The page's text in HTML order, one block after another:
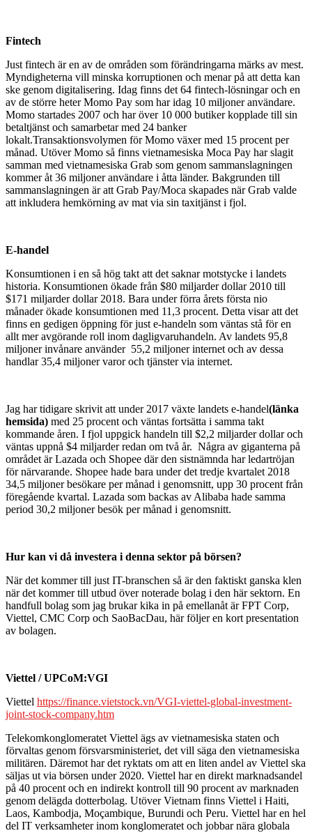
Fintech
Just fintech är en av de områden som förändringarna märks av mest.
Myndigheterna vill minska korruptionen och menar på att detta kan
ske genom digitalisering. Idag finns det 64 fintech-lösningar och en
av de större heter Momo Pay som har idag 10 miljoner användare.
Momo startades 2007 och har över 10 000 butiker kopplade till sin
betaltjänst och samarbetar med 24 banker
lokalt.Transaktionsvolymen för Momo växer med 15 procent per
månad. Utöver Momo så finns vietnamesiska Moca Pay har slagit
samman med vietnamesiska Grab som genom sammanslagningen
kommer åt 36 miljoner användare i åtta länder. Bakgrunden till
sammanslagningen är att Grab Pay/Moca skapades när Grab valde
att inkludera hemkörning av mat via sin taxitjänst i fjol.
E-handel
Konsumtionen i en så hög takt att det saknar motstycke i landets
historia. Konsumtionen ökade från $80 miljarder dollar 2010 till
$171 miljarder dollar 2018. Bara under förra årets första nio
månader ökade konsumtionen med 11,3 procent. Detta visar att det
finns en gedigen öppning för just e-handeln som väntas stå för en
allt mer avgörande roll inom dagligvaruhandeln. Av landets 95,8
miljoner invånare använder 55,2 miljoner internet och av dessa
handlar 35,4 miljoner varor och tjänster via internet.
Jag har tidigare skrivit att under 2017 växte landets e-handel(länka
hemsida) med 25 procent och väntas fortsätta i samma takt
kommande åren. I fjol uppgick handeln till $2,2 miljarder dollar och
väntas uppnå $4 miljarder redan om två år. Några av giganterna på
området är Lazada och Shopee där den sistnämnda har ledartröjan
för närvarande. Shopee hade bara under det tredje kvartalet 2018
34,5 miljoner besökare per månad i genomsnitt, upp 30 procent från
föregående kvartal. Lazada som backas av Alibaba hade samma
period 30,2 miljoner besök per månad i genomsnitt.
Hur kan vi då investera i denna sektor på börsen?
När det kommer till just IT-branschen så är den faktiskt ganska klen
när det kommer till utbud över noterade bolag i den här sektorn. En
handfull bolag som jag brukar kika in på emellanåt är FPT Corp,
Viettel, CMC Corp och SaoBacDau, här följer en kort presentation
av bolagen.
Viettel / UPCoM:VGI
Viettel https://finance.vietstock.vn/VGI-viettel-global-investment-
joint-stock-company.htm
Telekomkonglomeratet Viettel ägs av vietnamesiska staten och
förvaltas genom försvarsministeriet, det vill säga den vietnamesiska
militären. Däremot har det ryktats om att en liten andel av Viettel ska
säljas ut via börsen under 2020. Viettel har en direkt marknadsandel
på 40 procent och en indirekt kontroll till 90 procent av marknaden
genom delägda dotterbolag. Utöver Vietnam finns Viettel i Haiti,
Laos, Kambodja, Moçambique, Burundi och Peru. Viettel har en hel
del IT verksamheter inom konglomeratet och jobbar nära globala